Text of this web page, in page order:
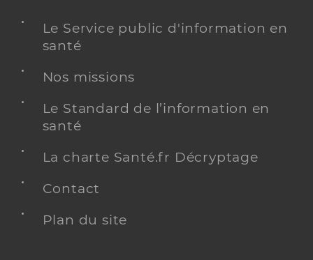
Le Service public d'information en
santé
Nos missions
Le Standard de l’information en
santé
La charte Santé.fr Décryptage
Contact
Plan du site